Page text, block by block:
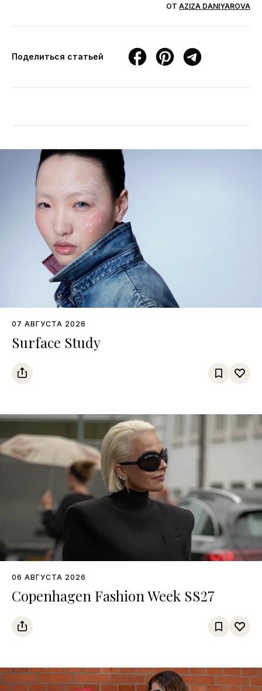
ОТ AZIZA DANIYAROVA
Поделиться статьей
07 АВГУСТА 2026
Surface Study
06 АВГУСТА 2026
Copenhagen Fashion Week SS27